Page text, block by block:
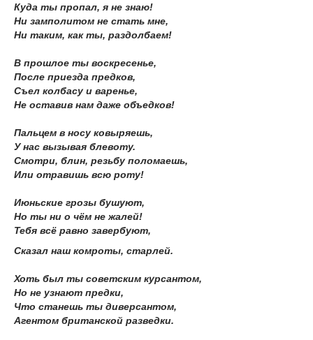
Куда ты пропал, я не знаю!
Ни замполитом не стать мне,
Ни таким, как ты, раздолбаем!
В прошлое ты воскресенье,
После приезда предков,
Съел колбасу и варенье,
Не оставив нам даже объедков!
Пальцем в носу ковыряешь,
У нас вызывая блевоту.
Смотри, блин, резьбу поломаешь,
Или отравишь всю роту!
Июньские грозы бушуют,
Но ты ни о чём не жалей!
Тебя всё равно завербуют,
Сказал наш комроты, старлей.
Хоть был ты советским курсантом,
Но не узнают предки,
Что станешь ты диверсантом,
Агентом британской разведки.